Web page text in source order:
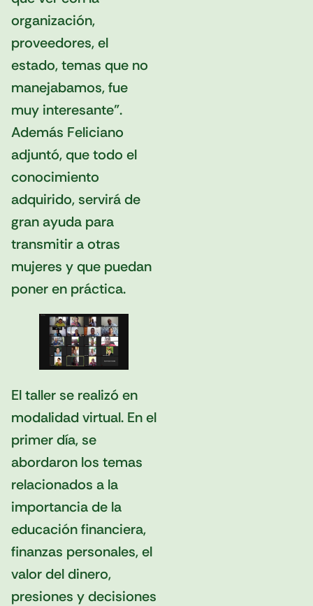
organización,
proveedores, el
estado, temas que no
manejabamos, fue
muy interesante”.
Además Feliciano
adjuntó, que todo el
conocimiento
adquirido, servirá de
gran ayuda para
transmitir a otras
mujeres y que puedan
poner en práctica.
El taller se realizó en
modalidad virtual. En el
primer día, se
abordaron los temas
relacionados a la
importancia de la
educación financiera,
finanzas personales, el
valor del dinero,
presiones y decisiones